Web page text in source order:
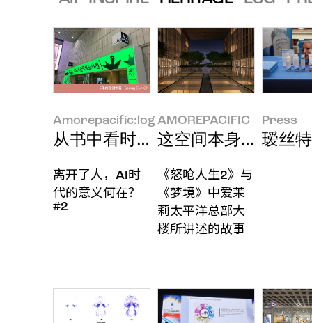
Amorepacific:log
从书中看时代风貌
离开了人，AI时
代的意义何在？
#2
AMOREPACIFIC
这空间本身就是一部
《怒呛人生2》与
《梦境》中爱茉
莉太平洋总部大
楼所讲述的故事
Press
瑷丝